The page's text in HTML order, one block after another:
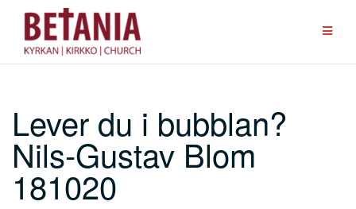
Hoppa
innehåll
Lever du i bubblan?
Nils-Gustav Blom
181020